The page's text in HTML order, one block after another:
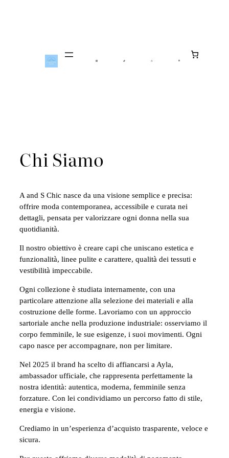
Chi Siamo
A and S Chic nasce da una visione semplice e precisa:
offrire moda contemporanea, accessibile e curata nei
dettagli, pensata per valorizzare ogni donna nella sua
quotidianità.
Il nostro obiettivo è creare capi che uniscano estetica e
funzionalità, linee pulite e carattere, qualità dei tessuti e
vestibilità impeccabile.
Ogni collezione è studiata internamente, con una
particolare attenzione alla selezione dei materiali e alla
costruzione delle forme. Lavoriamo con un approccio
sartoriale anche nella produzione industriale: osserviamo il
corpo femminile, le sue esigenze, i suoi movimenti. Ogni
capo nasce per accompagnare, non per limitare.
Nel 2025 il brand ha scelto di affiancarsi a Ayla,
ambassador ufficiale, che rappresenta perfettamente la
nostra identità: autentica, moderna, femminile senza
forzature. Con lei condividiamo un percorso fatto di stile,
energia e visione.
Crediamo in un’esperienza d’acquisto trasparente, veloce e
sicura.